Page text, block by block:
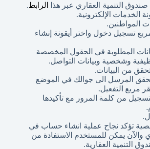
صندوق التنمية العقاري عبر هذا الرابط.
الخدمات الإلكترونية.
المواطنين.
تسجيل دخول واختر أيقونة إنشاء
المطلوبة في الحقول المخصصة
وشخصية وبيانات التواصل.
من البيانات.
المرسل الى جوالك في الموضع
مربع التفعيل.
من كلمة المرور مع تأكيدها
تؤكد نجاح عملية انشاء حساب في
والآن يمكن للمستخدم الاستفادة من
التنمية العقارية.